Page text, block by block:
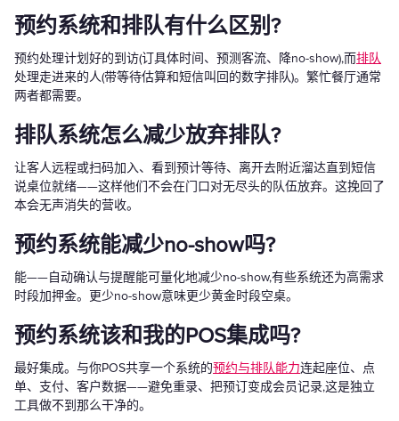
预约系统和排队有什么区别?
预约处理计划好的到访(订具体时间、预测客流、降no-show),而排队
处理走进来的人(带等待估算和短信叫回的数字排队)。繁忙餐厅通常
两者都需要。
排队系统怎么减少放弃排队?
让客人远程或扫码加入、看到预计等待、离开去附近溜达直到短信
说桌位就绪——这样他们不会在门口对无尽头的队伍放弃。这挽回了
本会无声消失的营收。
预约系统能减少no-show吗?
能——自动确认与提醒能可量化地减少no-show,有些系统还为高需求
时段加押金。更少no-show意味更少黄金时段空桌。
预约系统该和我的POS集成吗?
最好集成。与你POS共享一个系统的预约与排队能力连起座位、点
单、支付、客户数据——避免重录、把预订变成会员记录,这是独立
工具做不到那么干净的。